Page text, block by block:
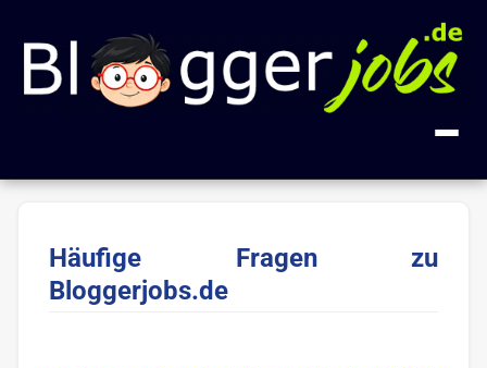
Kategorien
Alle Jobs
Häufige Fragen zu
Bloggerjobs.de